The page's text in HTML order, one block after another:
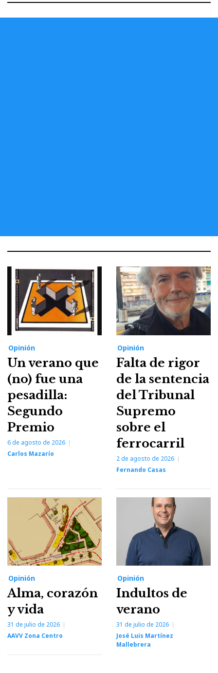
Opinión
Un verano que
(no) fue una
pesadilla:
Segundo
Premio
6 de agosto de 2026
Carlos Mazarío
Opinión
Falta de rigor
de la sentencia
del Tribunal
Supremo
sobre el
ferrocarril
2 de agosto de 2026
Fernando Casas
Opinión
Alma, corazón
y vida
31 de julio de 2026
AAVV Zona Centro
Opinión
Indultos de
verano
31 de julio de 2026
José Luis Martínez
Mallebrera